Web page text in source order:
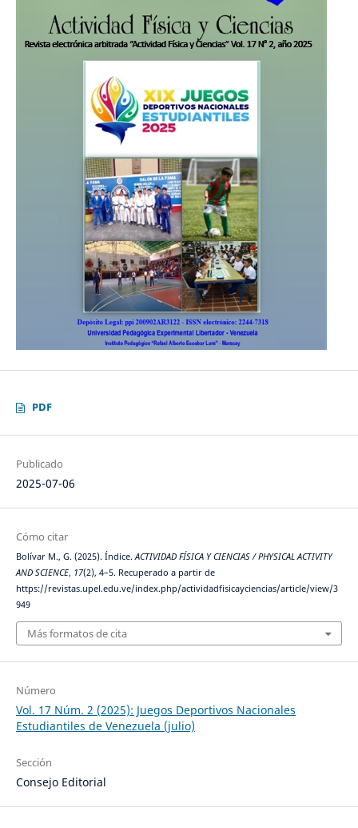
PDF
Publicado
2025-07-06
Cómo citar
Bolívar M., G. (2025). Índice.ACTIVIDAD FÍSICA Y CIENCIAS / PHYSICAL ACTIVITY
AND SCIENCE, 17(2), 4–5. Recuperado a partir de
https://revistas.upel.edu.ve/index.php/actividadfisicayciencias/article/view/3
949
Más formatos de cita
Número
Vol. 17 Núm. 2 (2025): Juegos Deportivos Nacionales
Estudiantiles de Venezuela (julio)
Sección
Consejo Editorial